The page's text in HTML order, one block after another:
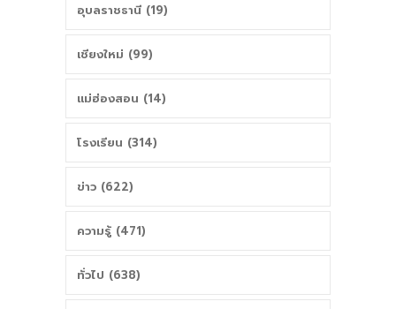
อุบลราชธานี (19)
เชียงใหม่ (99)
แม่ฮ่องสอน (14)
โรงเรียน (314)
ข่าว (622)
ความรู้ (471)
ทั่วไป (638)